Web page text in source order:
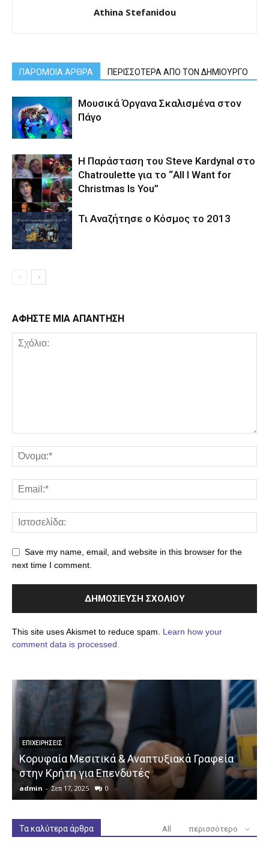
Athina Stefanidou
ΠΑΡΟΜΟΙΑ ΑΡΘΡΑ ΠΕΡΙΣΣΟΤΕΡΑ ΑΠΟ ΤΟΝ ΔΗΜΙΟΥΡΓΟ
Μουσικά Όργανα Σκαλισμένα στον
Πάγο
Η Παράσταση του Steve Kardynal στο
Chatroulette για το “All I Want for
Christmas Is You”
Τι Αναζήτησε ο Κόσμος το 2013
ΑΦΗΣΤΕ ΜΙΑ ΑΠΑΝΤΗΣΗ
Save my name, email, and website in this browser for the
next time I comment.
This site uses Akismet to reduce spam. Learn how your
comment data is processed.
ΕΠΙΧΕΙΡΉΣΕΙΣ
Κορυφαία Μεσιτικά & Αναπτυξιακά Γραφεία
στην Κρήτη για Επενδυτές
admin - Σεπ 17, 2025 0
Τα καλύτερα άρθρα All περισσότερο